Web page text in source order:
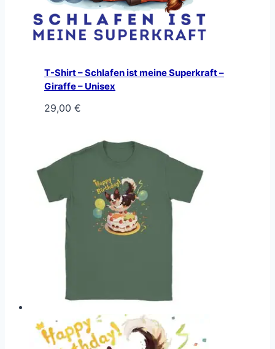
T-Shirt – Schlafen ist meine Superkraft –
Giraffe – Unisex
29,00 €